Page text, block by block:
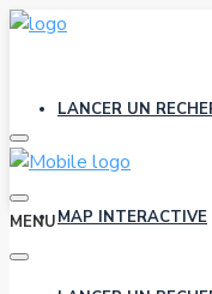
LANCER UN
MAP INTERACTIVE
MENU